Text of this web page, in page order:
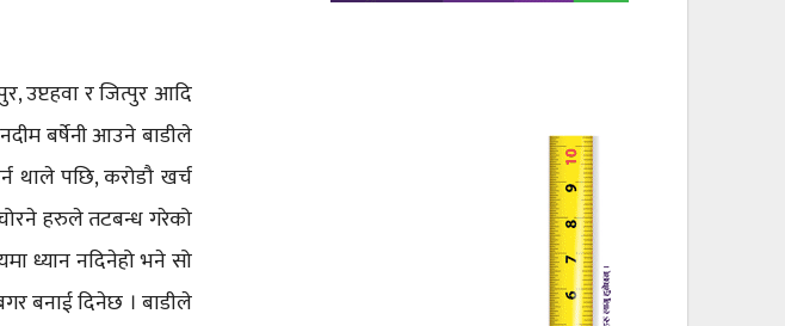
उप्टहवा र जित्पुर आदि
बर्षेनी आउने बाडीले
थाले पछि, करोडौ खर्च
हरुले तटबन्ध गरेको
ध्यान नदिनेहो भने सो
बनाई दिनेछ । बाडीले